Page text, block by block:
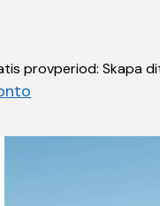
provperiod: Skapa